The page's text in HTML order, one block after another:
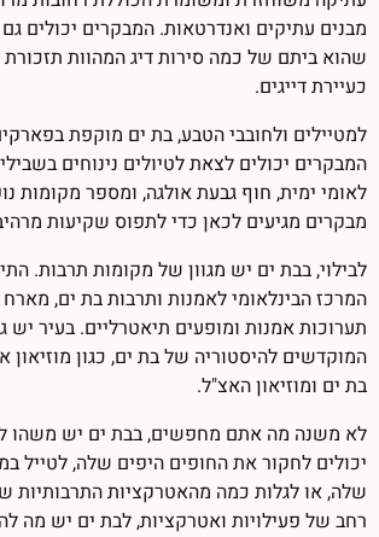
מבנים עתיקים ואנדרטאות. המבקרים יכולים
שהוא ביתם של כמה סירות דיג המהוות
כעיירת דייגים.
למטיילים ולחובבי הטבע, בת ים מוקפת
המבקרים יכולים לצאת לטיולים נינוחים
לאומי ימית, חוף גבעת אולגה, ומספר מקומות
מבקרים מגיעים לכאן כדי לתפוס שקיעות
לבילוי, בבת ים יש מגוון של מקומות תרבות.
המרכז הבינלאומי לאמנות ותרבות בת ים,
תערוכות אמנות ומופעים תיאטרליים. בעיר יש
המוקדשים להיסטוריה של בת ים, כגון מוזיאון
בת ים ומוזיאון האצ"ל.
לא משנה מה אתם מחפשים, בבת ים יש משהו
יכולים לחקור את החופים היפים שלה, לטייל
שלה, או לגלות כמה מהאטרקציות התרבותיות
רחב של פעילויות ואטרקציות, לבת ים יש מה